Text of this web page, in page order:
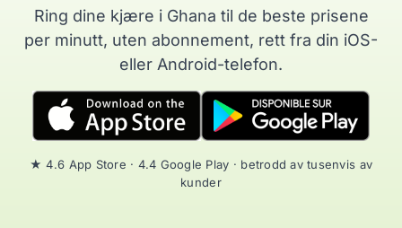
Ring dine kjære i Ghana til de beste prisene
per minutt, uten abonnement, rett fra din iOS-
eller Android-telefon.
★ 4.6 App Store · 4.4 Google Play · betrodd av tusenvis av
kunder